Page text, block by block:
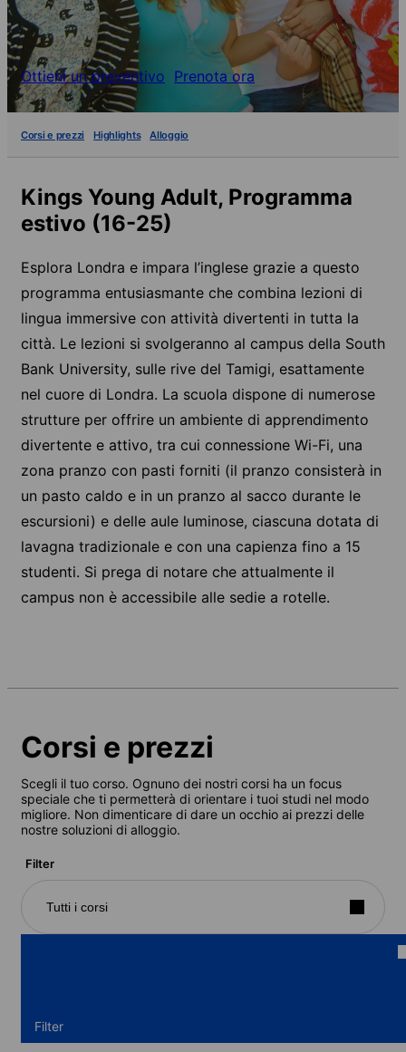
Ottieni un preventivo Prenota ora
Corsi e prezzi Highlights Alloggio
Kings Young Adult, Programma
estivo (16-25)
Esplora Londra e impara l’inglese grazie a questo
programma entusiasmante che combina lezioni di
lingua immersive con attività divertenti in tutta la
città. Le lezioni si svolgeranno al campus della South
Bank University, sulle rive del Tamigi, esattamente
nel cuore di Londra. La scuola dispone di numerose
strutture per offrire un ambiente di apprendimento
divertente e attivo, tra cui connessione Wi-Fi, una
zona pranzo con pasti forniti (il pranzo consisterà in
un pasto caldo e in un pranzo al sacco durante le
escursioni) e delle aule luminose, ciascuna dotata di
lavagna tradizionale e con una capienza fino a 15
studenti. Si prega di notare che attualmente il
campus non è accessibile alle sedie a rotelle.
Corsi e prezzi
Scegli il tuo corso. Ognuno dei nostri corsi ha un focus
speciale che ti permetterà di orientare i tuoi studi nel modo
migliore. Non dimenticare di dare un occhio ai prezzi delle
nostre soluzioni di alloggio.
Filter
Tutti i corsi
Filter